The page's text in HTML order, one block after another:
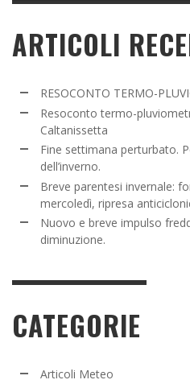
ARTICOLI
RESOCONTO TERMO-
Resoconto termo-
Caltanissetta
Fine settimana perturbato.
dell’inverno.
Breve parentesi invernale:
mercoledì, ripresa
Nuovo e breve impulso
diminuzione.
CATEGORIE
Articoli Meteo